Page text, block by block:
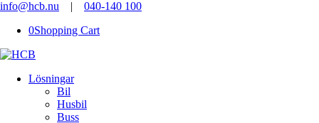
info@hcb.nu | 040-140 100
0Shopping Cart
Lösningar
Bil
Husbil
Buss